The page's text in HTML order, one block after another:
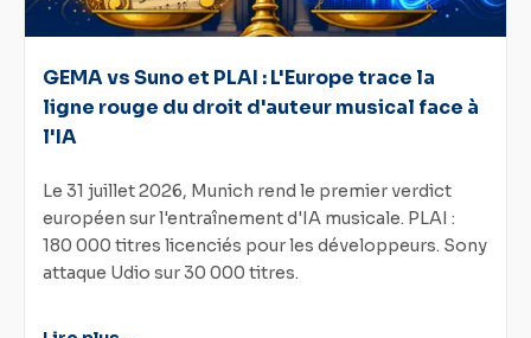
GEMA vs Suno et PLAI : L'Europe trace la
ligne rouge du droit d'auteur musical face à
l'IA
Le 31 juillet 2026, Munich rend le premier verdict
européen sur l'entraînement d'IA musicale. PLAI :
180 000 titres licenciés pour les développeurs. Sony
attaque Udio sur 30 000 titres.